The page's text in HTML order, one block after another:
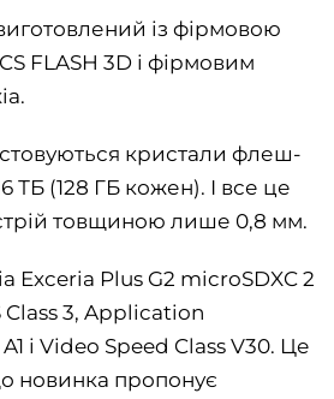
із фірмовою
FLASH 3D і фірмовим
кристали флеш-
ТБ (128 ГБ кожен). І все це
товщиною лише 0,8 мм.
Exceria Plus G2 microSDXC 2
Class 3, Application
і Video Speed ​​​​Class V30. Це
новинка пропонує